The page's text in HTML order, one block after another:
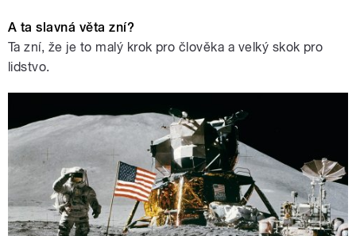
A ta slavná věta zní?
Ta zní, že je to malý krok pro člověka a velký skok pro
lidstvo.